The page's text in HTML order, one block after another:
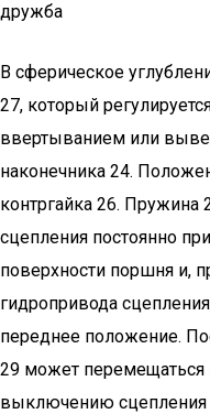
дружба
В сферическое
27, который
ввертыванием или
наконечника 24.
контргайка 26.
сцепления постоянно
поверхности поршня и,
гидропривода
переднее положение.
29 может перемещаться
выключению сцепления